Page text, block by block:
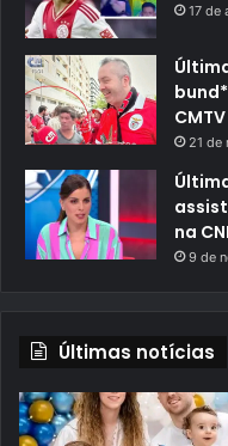
17 de
21 de
na
9 de
Últimas notícias